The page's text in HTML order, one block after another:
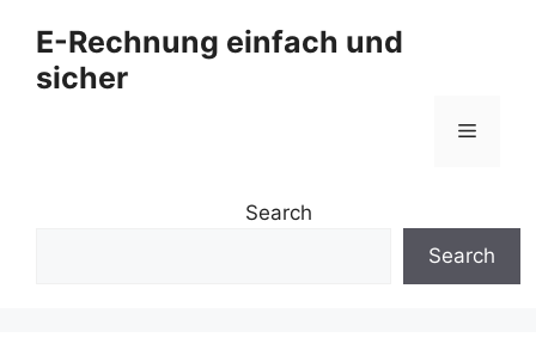
Inhalt
springen
E-Rechnung einfach und
sicher
Menü
Search
Search